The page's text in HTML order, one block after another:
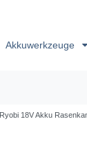
Akkuwerkzeuge
Ryobi 18V Akku